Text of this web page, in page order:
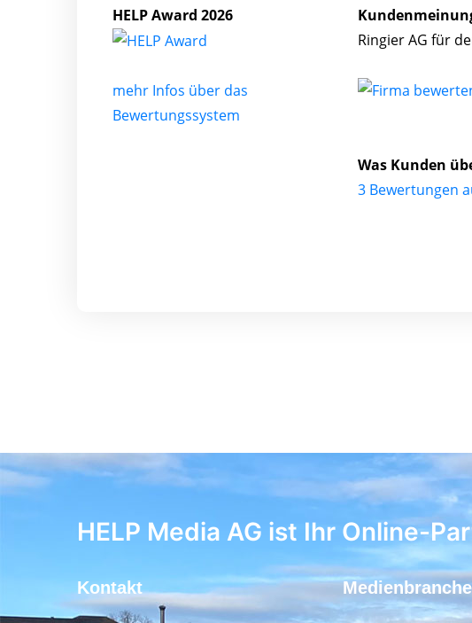
HELP Award 2026
mehr Infos über das
Bewertungssystem
Ringier AG für
Was Kunden
3 Bewertungen
HELP Media AG ist Ihr Online-
Kontakt